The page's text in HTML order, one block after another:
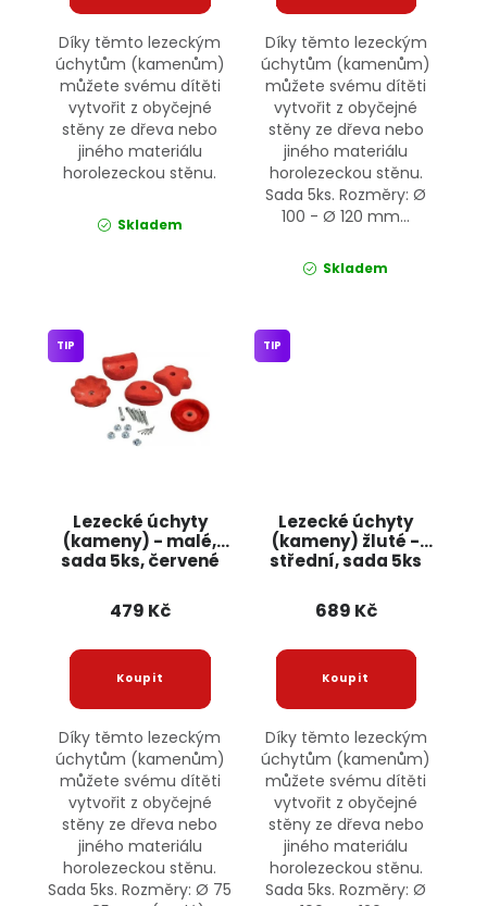
Díky těmto lezeckým
úchytům (kamenům)
můžete svému dítěti
vytvořit z obyčejné
stěny ze dřeva nebo
jiného materiálu
horolezeckou stěnu.
Skladem
Díky těmto lezeckým
úchytům (kamenům)
můžete svému dítěti
vytvořit z obyčejné
stěny ze dřeva nebo
jiného materiálu
horolezeckou stěnu.
Sada 5ks. Rozměry: Ø
100 - Ø 120 mm...
Skladem
Lezecké úchyty
(kameny) - malé,
sada 5ks, červené
TIP
479 Kč
Díky těmto lezeckým
úchytům (kamenům)
můžete svému dítěti
vytvořit z obyčejné
stěny ze dřeva nebo
jiného materiálu
horolezeckou stěnu.
Sada 5ks. Rozměry: Ø 75
Lezecké úchyty
(kameny) žluté -
střední, sada 5ks
TIP
689 Kč
Díky těmto lezeckým
úchytům (kamenům)
můžete svému dítěti
vytvořit z obyčejné
stěny ze dřeva nebo
jiného materiálu
horolezeckou stěnu.
Sada 5ks. Rozměry: Ø